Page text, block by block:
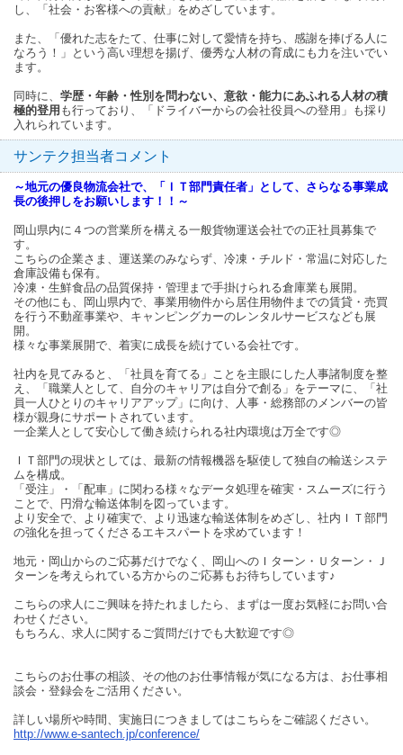
し、「社会・お客様への貢献」をめざしています。
また、「優れた志をたて、仕事に対して愛情を持ち、感謝を捧げる人に
なろう！」という高い理想を揚げ、優秀な人材の育成にも力を注いでい
ます。
同時に、 学歴・年齢・性別を問わない、意欲・能力にあふれる人材の積
極的登用 も行っており、「ドライバーからの会社役員への登用」も採り
入れられています。
サンテク担当者コメント
～地元の優良物流会社で、「ＩＴ部門責任者」として、さらなる事業成
長の後押しをお願いします！！～
岡山県内に４つの営業所を構える一般貨物運送会社での正社員募集で
す。
こちらの企業さま、運送業のみならず、冷凍・チルド・常温に対応した
倉庫設備も保有。
冷凍・生鮮食品の品質保持・管理まで手掛けられる倉庫業も展開。
その他にも、岡山県内で、事業用物件から居住用物件までの賃貸・売買
を行う不動産事業や、キャンピングカーのレンタルサービスなども展
開。
様々な事業展開で、着実に成長を続けている会社です。
社内を見てみると、「社員を育てる」ことを主眼にした人事諸制度を整
え、「職業人として、自分のキャリアは自分で創る」をテーマに、「社
員一人ひとりのキャリアアップ」に向け、人事・総務部のメンバーの皆
様が親身にサポートされています。
一企業人として安心して働き続けられる社内環境は万全です◎
ＩＴ部門の現状としては、最新の情報機器を駆使して独自の輸送システ
ムを構成。
「受注」・「配車」に関わる様々なデータ処理を確実・スムーズに行う
ことで、円滑な輸送体制を図っています。
より安全で、より確実で、より迅速な輸送体制をめざし、社内ＩＴ部門
の強化を担ってくださるエキスパートを求めています！
地元・岡山からのご応募だけでなく、岡山へのＩターン・Ｕターン・Ｊ
ターンを考えられている方からのご応募もお待ちしています♪
こちらの求人にご興味を持たれましたら、まずは一度お気軽にお問い合
わせください。
もちろん、求人に関するご質問だけでも大歓迎です◎
こちらのお仕事の相談、その他のお仕事情報が気になる方は、お仕事相
談会・登録会をご活用ください。
詳しい場所や時間、実施日につきましてはこちらをご確認ください。
http://www.e-santech.jp/conference/